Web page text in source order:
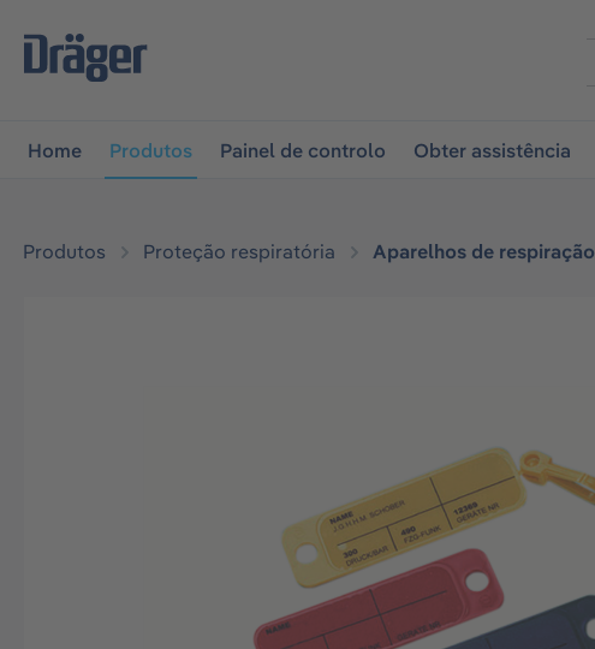
a navegação principal
Home Produtos Painel de controlo Obter assistência
Produtos Proteção respiratória Aparelhos de respiração